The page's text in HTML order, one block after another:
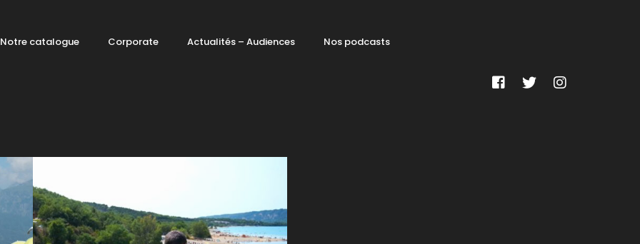
Notre catalogue Corporate Actualités – Audiences Nos podcasts